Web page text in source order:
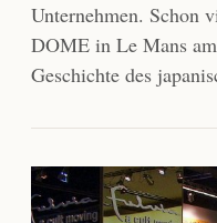
Unternehmen. Schon
DOME in Le Mans
Geschichte des